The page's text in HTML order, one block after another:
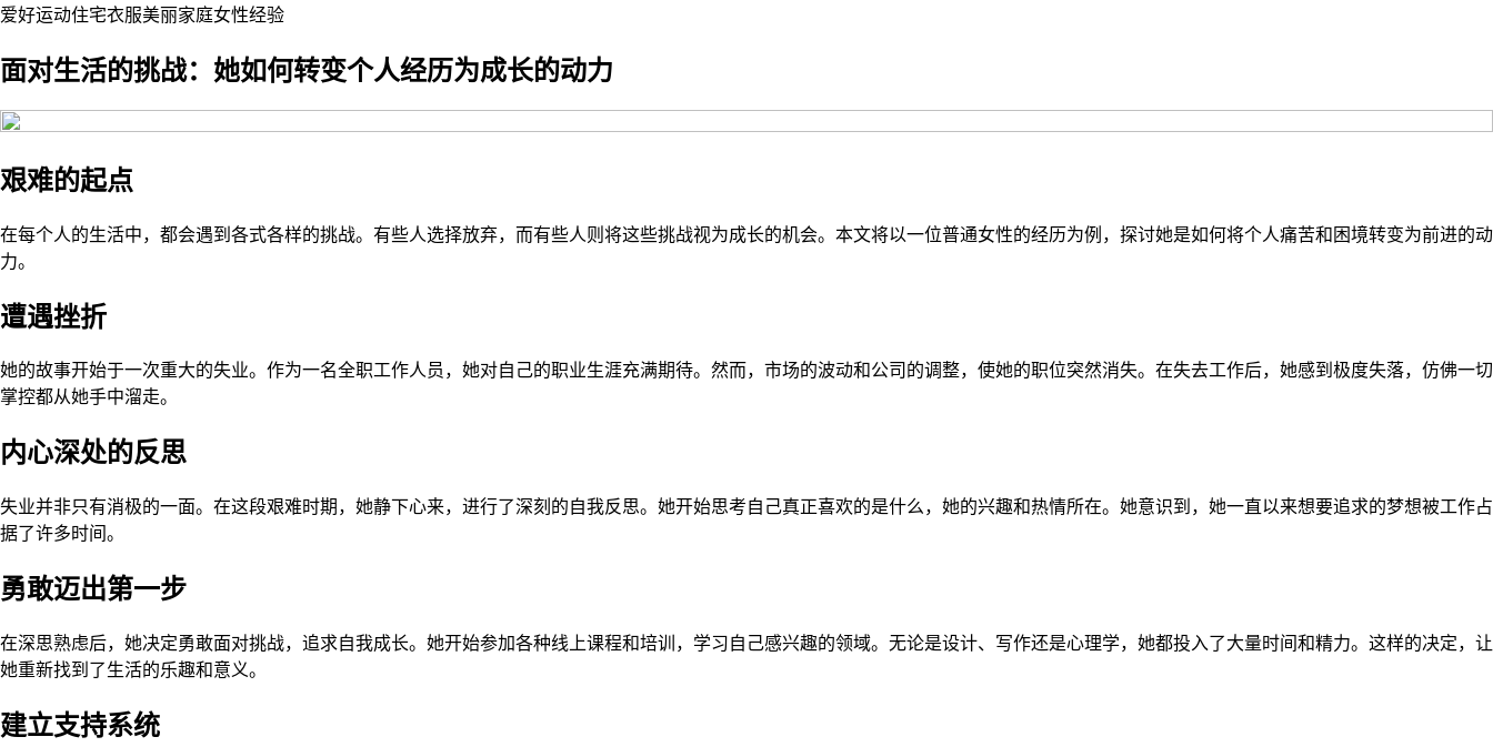
爱好运动住宅衣服美丽家庭女性经验
面对生活的挑战：她如何转变个人经历为成长的动力
艰难的起点
在每个人的生活中，都会遇到各式各样的挑战。有些人选择放弃，而有些人则将这些挑战视为成长的机会。本文将以一位普通女性的经历为例，探讨她是如何将个人痛苦和困境转变为前进的动
力。
遭遇挫折
她的故事开始于一次重大的失业。作为一名全职工作人员，她对自己的职业生涯充满期待。然而，市场的波动和公司的调整，使她的职位突然消失。在失去工作后，她感到极度失落，仿佛一切
掌控都从她手中溜走。
内心深处的反思
失业并非只有消极的一面。在这段艰难时期，她静下心来，进行了深刻的自我反思。她开始思考自己真正喜欢的是什么，她的兴趣和热情所在。她意识到，她一直以来想要追求的梦想被工作占
据了许多时间。
勇敢迈出第一步
在深思熟虑后，她决定勇敢面对挑战，追求自我成长。她开始参加各种线上课程和培训，学习自己感兴趣的领域。无论是设计、写作还是心理学，她都投入了大量时间和精力。这样的决定，让
她重新找到了生活的乐趣和意义。
建立支持系统